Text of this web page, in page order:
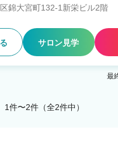
錦大宮町132-1新栄ビル2階
サロン見学
最
1件〜2件（全2件中）